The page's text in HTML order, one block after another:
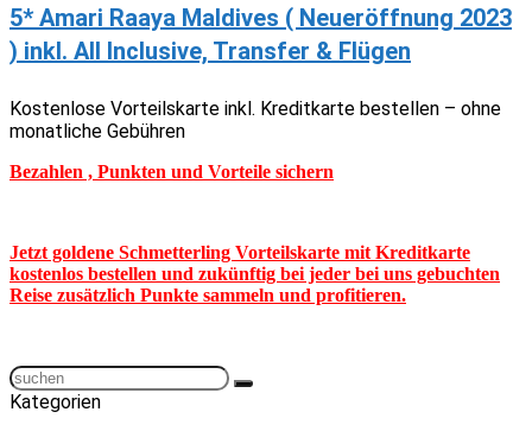
5* Amari Raaya Maldives ( Neueröffnung 2023
) inkl. All Inclusive, Transfer & Flügen
Kostenlose Vorteilskarte inkl. Kreditkarte bestellen – ohne
monatliche Gebühren
Bezahlen , Punkten und Vorteile sichern
Jetzt goldene Schmetterling Vorteilskarte mit Kreditkarte
kostenlos bestellen und zukünftig bei jeder bei uns gebuchten
Reise zusätzlich Punkte sammeln und profitieren.
Kategorien